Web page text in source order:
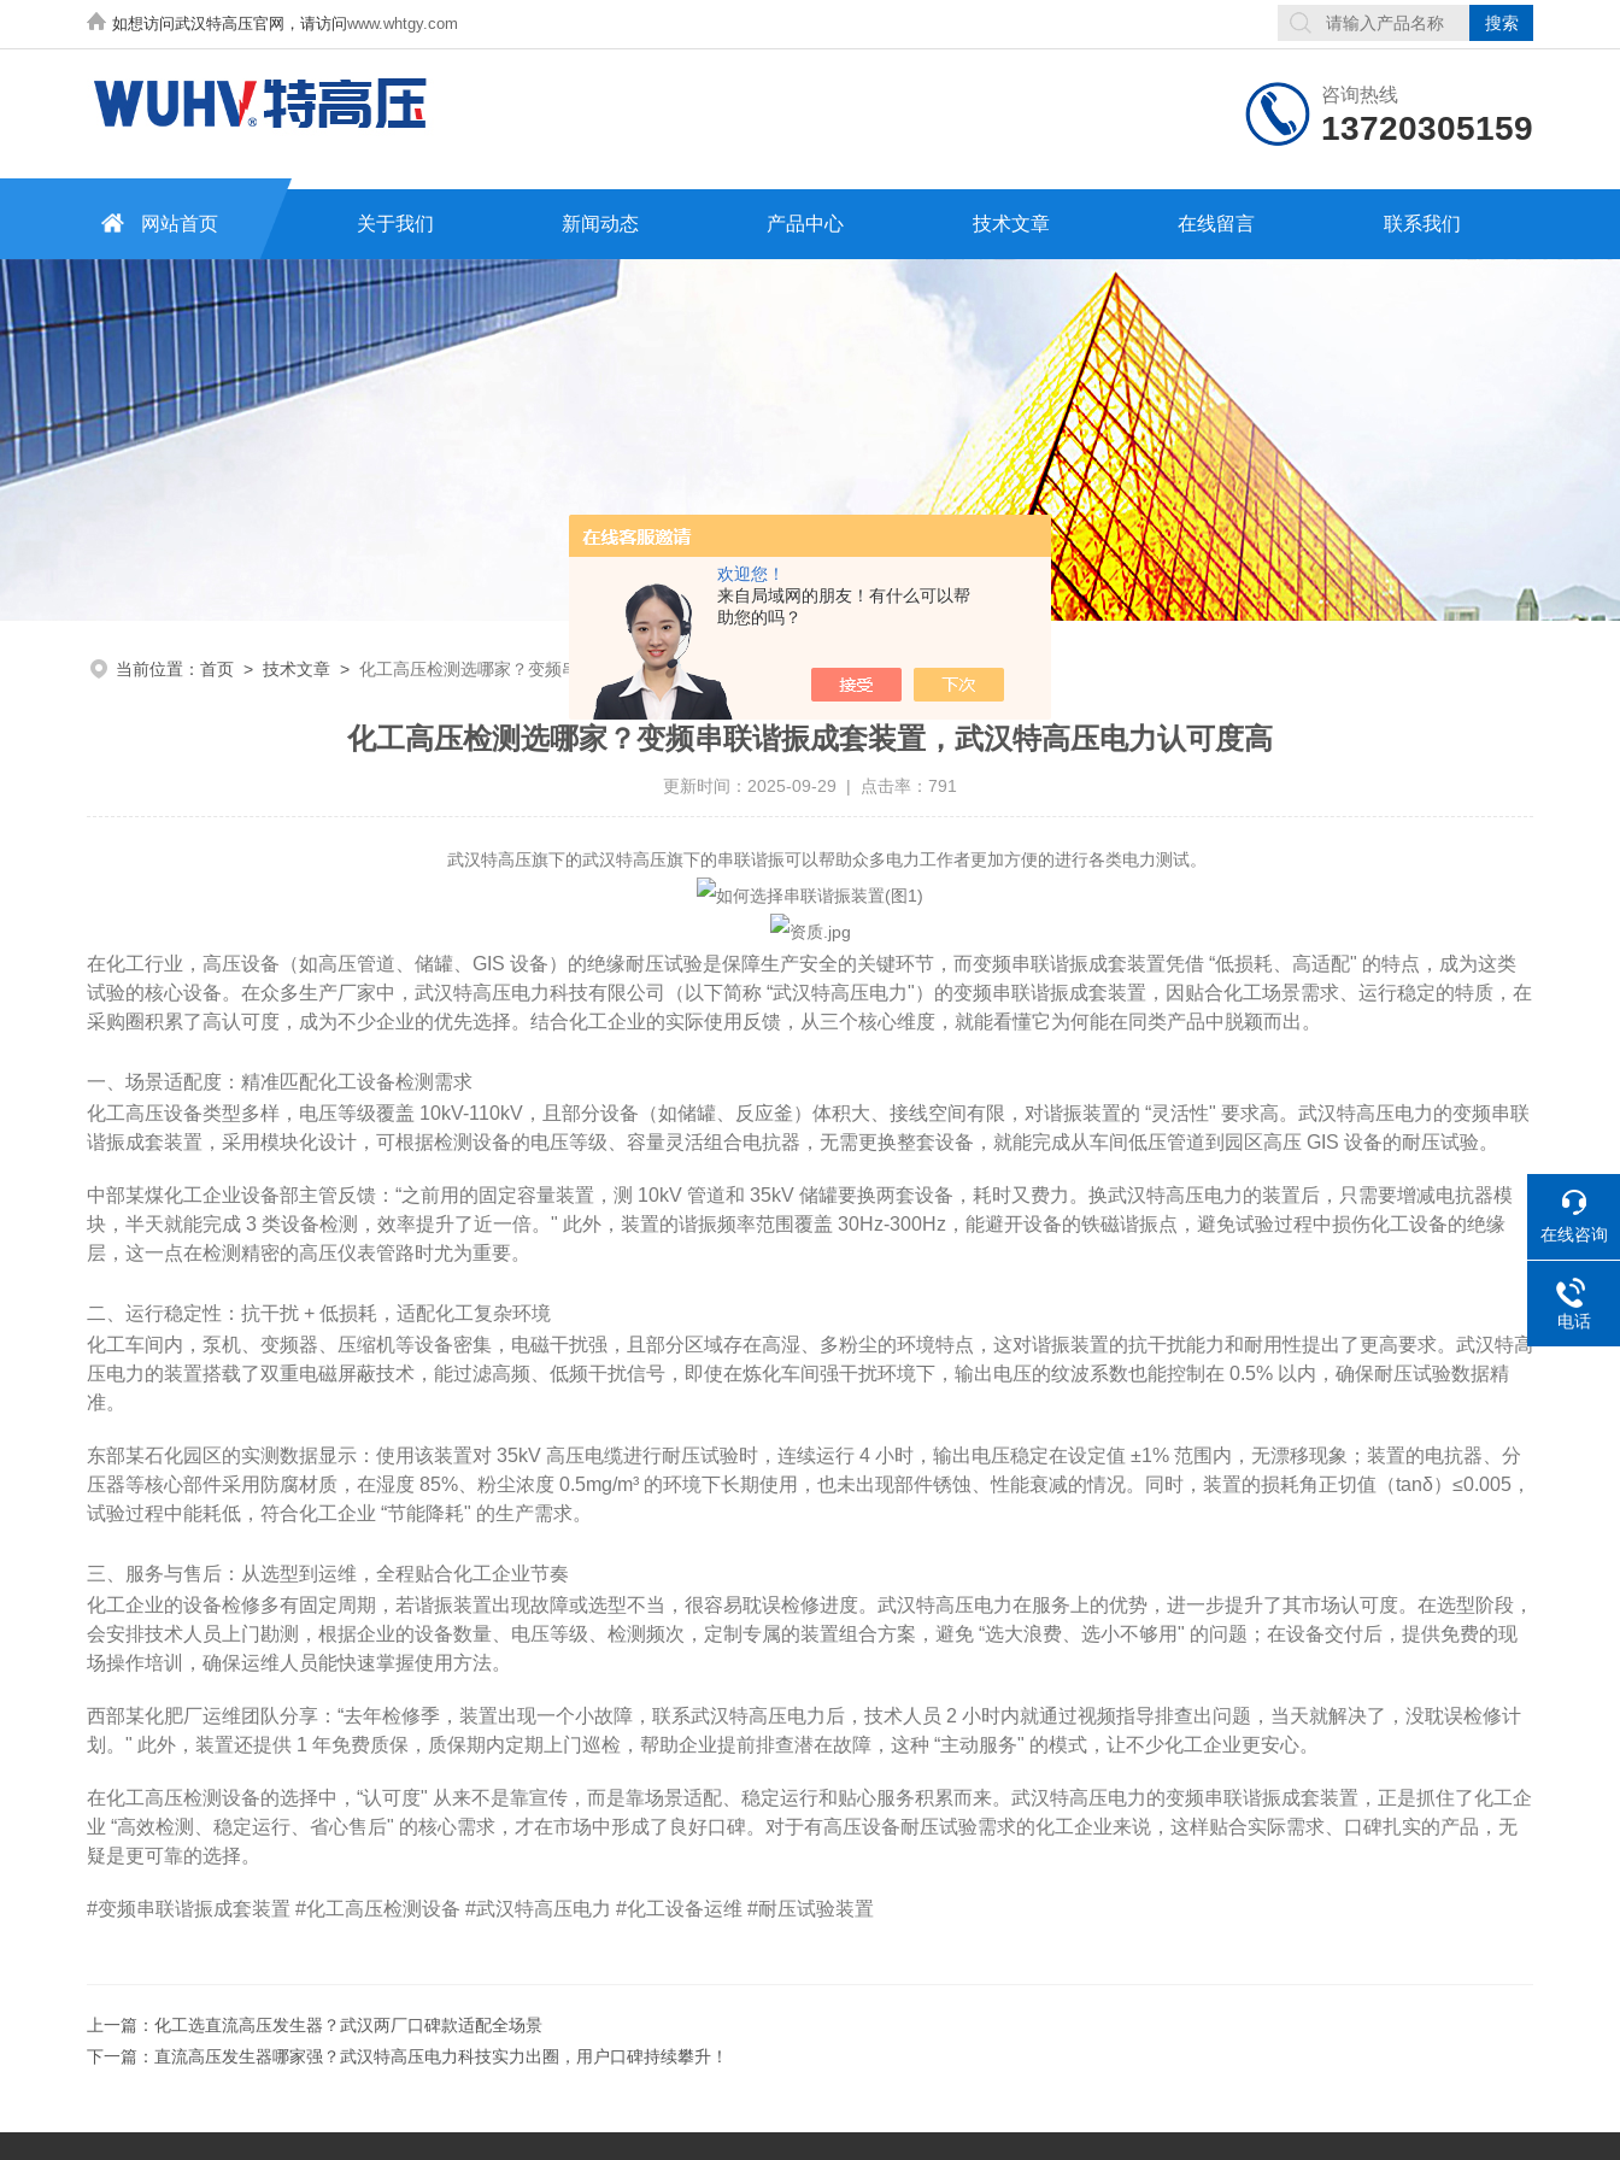
欢迎您！
来自局域网的朋友！有什么可以帮
助您的吗？
如想访问武汉特高压官网，请访问www.whtgy.com
咨询热线
13720305159
网站首页 关于我们 新闻动态 产品中心 技术文章 在线留言 联系我们
当前位置： 首页 > 技术文章 > 化工高压检测选哪家？变频串联谐振成套装置，武汉特高压电力认可度高
化工高压检测选哪家？变频串联谐振成套装置，武汉特高压电力认可度高
更新时间：2025-09-29 | 点击率：791
武汉特高压旗下的武汉特高压旗下的串联谐振可以帮助众多电力工作者更加方便的进行各类电力测试。
在化工行业，高压设备（如高压管道、储罐、GIS 设备）的绝缘耐压试验是保障生产安全的关键环节，而变频串联谐振成套装置凭借 “低损耗、高适配" 的特点，成为这类
试验的核心设备。在众多生产厂家中，武汉特高压电力科技有限公司（以下简称 “武汉特高压电力"）的变频串联谐振成套装置，因贴合化工场景需求、运行稳定的特质，在
采购圈积累了高认可度，成为不少企业的优先选择。结合化工企业的实际使用反馈，从三个核心维度，就能看懂它为何能在同类产品中脱颖而出。
一、场景适配度：精准匹配化工设备检测需求
化工高压设备类型多样，电压等级覆盖 10kV-110kV，且部分设备（如储罐、反应釜）体积大、接线空间有限，对谐振装置的 “灵活性" 要求高。武汉特高压电力的变频串联
谐振成套装置，采用模块化设计，可根据检测设备的电压等级、容量灵活组合电抗器，无需更换整套设备，就能完成从车间低压管道到园区高压 GIS 设备的耐压试验。
中部某煤化工企业设备部主管反馈：“之前用的固定容量装置，测 10kV 管道和 35kV 储罐要换两套设备，耗时又费力。换武汉特高压电力的装置后，只需要增减电抗器模
块，半天就能完成 3 类设备检测，效率提升了近一倍。" 此外，装置的谐振频率范围覆盖 30Hz-300Hz，能避开设备的铁磁谐振点，避免试验过程中损伤化工设备的绝缘
层，这一点在检测精密的高压仪表管路时尤为重要。
二、运行稳定性：抗干扰 + 低损耗，适配化工复杂环境
化工车间内，泵机、变频器、压缩机等设备密集，电磁干扰强，且部分区域存在高湿、多粉尘的环境特点，这对谐振装置的抗干扰能力和耐用性提出了更高要求。武汉特高
压电力的装置搭载了双重电磁屏蔽技术，能过滤高频、低频干扰信号，即使在炼化车间强干扰环境下，输出电压的纹波系数也能控制在 0.5% 以内，确保耐压试验数据精
准。
东部某石化园区的实测数据显示：使用该装置对 35kV 高压电缆进行耐压试验时，连续运行 4 小时，输出电压稳定在设定值 ±1% 范围内，无漂移现象；装置的电抗器、分
压器等核心部件采用防腐材质，在湿度 85%、粉尘浓度 0.5mg/m³ 的环境下长期使用，也未出现部件锈蚀、性能衰减的情况。同时，装置的损耗角正切值（tanδ）≤0.005，
试验过程中能耗低，符合化工企业 “节能降耗" 的生产需求。
三、服务与售后：从选型到运维，全程贴合化工企业节奏
化工企业的设备检修多有固定周期，若谐振装置出现故障或选型不当，很容易耽误检修进度。武汉特高压电力在服务上的优势，进一步提升了其市场认可度。在选型阶段，
会安排技术人员上门勘测，根据企业的设备数量、电压等级、检测频次，定制专属的装置组合方案，避免 “选大浪费、选小不够用" 的问题；在设备交付后，提供免费的现
场操作培训，确保运维人员能快速掌握使用方法。
西部某化肥厂运维团队分享：“去年检修季，装置出现一个小故障，联系武汉特高压电力后，技术人员 2 小时内就通过视频指导排查出问题，当天就解决了，没耽误检修计
划。" 此外，装置还提供 1 年免费质保，质保期内定期上门巡检，帮助企业提前排查潜在故障，这种 “主动服务" 的模式，让不少化工企业更安心。
在化工高压检测设备的选择中，“认可度" 从来不是靠宣传，而是靠场景适配、稳定运行和贴心服务积累而来。武汉特高压电力的变频串联谐振成套装置，正是抓住了化工企
业 “高效检测、稳定运行、省心售后" 的核心需求，才在市场中形成了良好口碑。对于有高压设备耐压试验需求的化工企业来说，这样贴合实际需求、口碑扎实的产品，无
疑是更可靠的选择。
#变频串联谐振成套装置 #化工高压检测设备 #武汉特高压电力 #化工设备运维 #耐压试验装置
上一篇： 化工选直流高压发生器？武汉两厂口碑款适配全场景
下一篇： 直流高压发生器哪家强？武汉特高压电力科技实力出圈，用户口碑持续攀升！
在线咨询
电话